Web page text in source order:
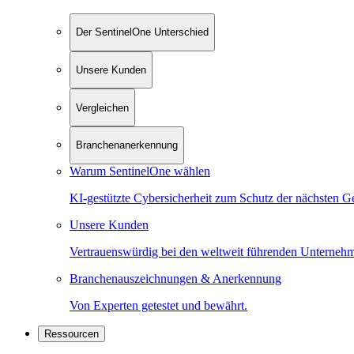
Der SentinelOne Unterschied
Unsere Kunden
Vergleichen
Branchenanerkennung
Warum SentinelOne wählen
KI-gestützte Cybersicherheit zum Schutz der nächsten
Unsere Kunden
Vertrauenswürdig bei den weltweit führenden
Branchenauszeichnungen & Anerkennung
Von Experten getestet und bewährt.
Ressourcen